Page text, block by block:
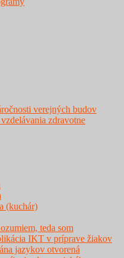
verejných budov
zdravotne
(kuchár)
teda som
IKT v príprave žiakov
jazykov otvorená